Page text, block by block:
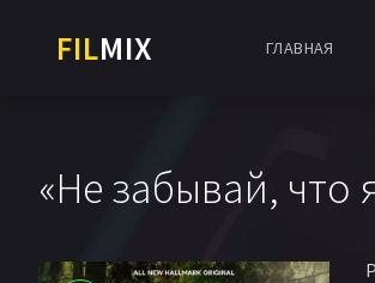
FILMIX ГЛАВНАЯ
«Не забывай, что